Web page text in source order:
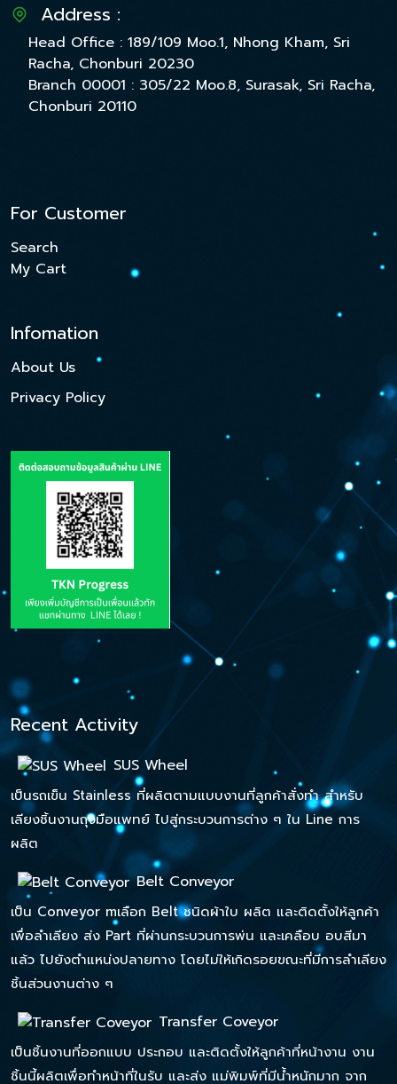
Address :
Head Office : 189/109 Moo.1, Nhong Kham, Sri
Racha, Chonburi 20230
Branch 00001 : 305/22 Moo.8, Surasak, Sri Racha,
Chonburi 20110
For Customer
Search
My Cart
Infomation
About Us
Privacy Policy
Recent Activity
SUS Wheel
เป็นรถเข็น Stainless ที่ผลิตตามแบบงานที่ลูกค้าสั่งทำ สำหรับ
เลียงชิ้นงานถุงมือแพทย์ ไปสู่กระบวนการต่าง ๆ ใน Line การ
ผลิต
Belt Conveyor
เป็น Conveyor mเลือก Belt ชนิดผ้าใบ ผลิต และติดตั้งให้ลูกค้า
เพื่อลำเลียง ส่ง Part ที่ผ่านกระบวนการพ่น และเคลือบ อบสีมา
แล้ว ไปยังตำแหน่งปลายทาง โดยไม่ให้เกิดรอยขณะที่มีการลำเลียง
ชิ้นส่วนงานต่าง ๆ
Transfer Coveyor
เป็นชิ้นงานที่ออกแบบ ประกอบ และติดตั้งให้ลูกค้าที่หน้างาน งาน
ชิ้นนี้ผลิตเพื่อทำหน้าที่ในรับ และส่ง แม่พิมพ์ที่มีน้ำหนักมาก จาก